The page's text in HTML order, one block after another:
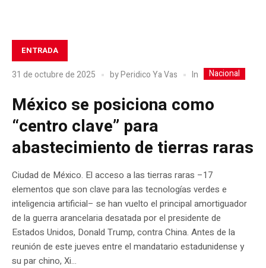
ENTRADA
31 de octubre de 2025 byPeridico Ya Vas In Nacional
México se posiciona como
“centro clave” para
abastecimiento de tierras raras
Ciudad de México. El acceso a las tierras raras –17
elementos que son clave para las tecnologías verdes e
inteligencia artificial– se han vuelto el principal amortiguador
de la guerra arancelaria desatada por el presidente de
Estados Unidos, Donald Trump, contra China. Antes de la
reunión de este jueves entre el mandatario estadunidense y
su par chino, Xi...